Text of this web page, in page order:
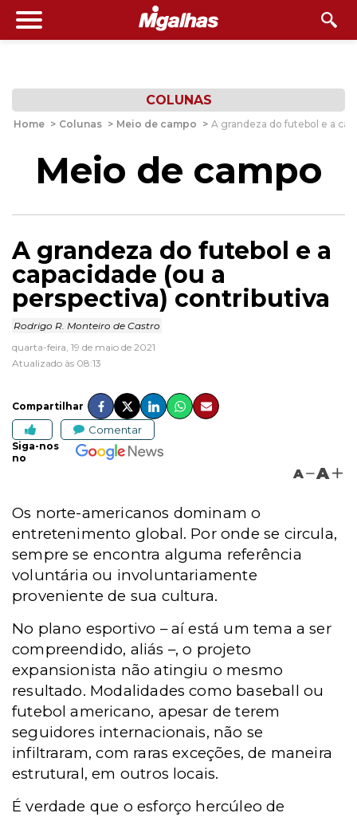
COLUNAS
Home > Colunas > Meio de campo > A grandeza do futebol e a
Meio de campo
A grandeza do futebol e a
capacidade (ou a
perspectiva) contributiva
Rodrigo R. Monteiro de Castro
quarta-feira, 19 de maio de 2021
Atualizado às 08:13
Compartilhar
Comentar
Siga-nos
no
A A
Os norte-americanos dominam o
entretenimento global. Por onde se circula,
sempre se encontra alguma referência
voluntária ou involuntariamente
proveniente de sua cultura.
No plano esportivo – aí está um tema a ser
compreendido, aliás –, o projeto
expansionista não atingiu o mesmo
resultado. Modalidades como baseball ou
futebol americano, apesar de terem
seguidores internacionais, não se
infiltraram, com raras exceções, de maneira
estrutural, em outros locais.
É verdade que o esforço hercúleo de